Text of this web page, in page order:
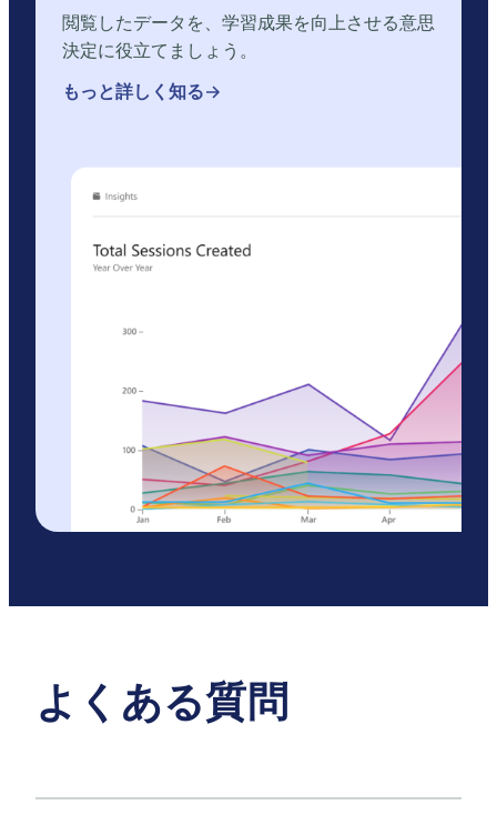
閲覧したデータを、学習成果を向上させる意思
決定に役立てましょう。
もっと詳しく知る
よくある質問